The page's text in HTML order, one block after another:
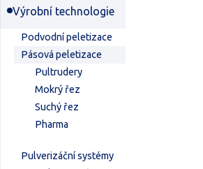
Výrobní technologie
Podvodní peletizace
Pásová peletizace
Pultrudery
Mokrý řez
Suchý řez
Pharma
Pulverizáční systémy